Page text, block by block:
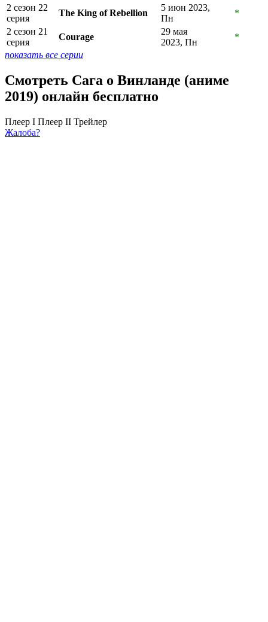
2 сезон 22
серия
The King of Rebellion
5 июн 2023,
Пн
*
2 сезон 21
серия
Courage
29 мая
2023, Пн
*
показать все серии
Смотреть Сага о Винланде (аниме
2019) онлайн бесплатно
Плеер I Плеер II Трейлер
Жалоба?